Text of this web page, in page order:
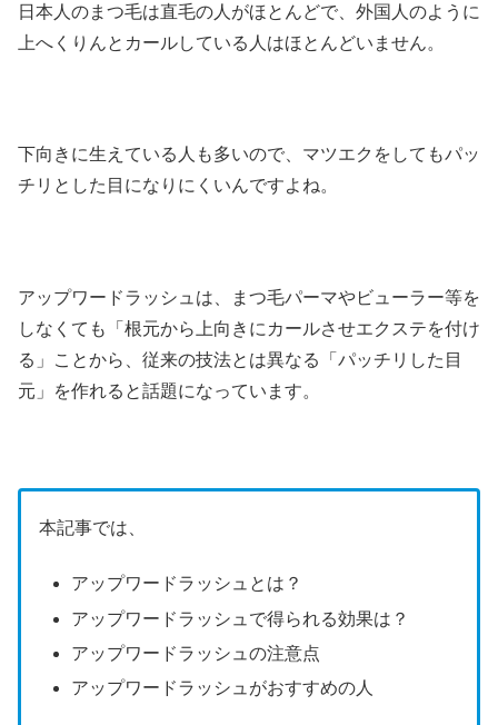
日本人のまつ毛は直毛の人がほとんどで、外国人のように
上へくりんとカールしている人はほとんどいません。
下向きに生えている人も多いので、マツエクをしてもパッ
チリとした目になりにくいんですよね。
アップワードラッシュは、まつ毛パーマやビューラー等を
しなくても「根元から上向きにカールさせエクステを付け
る」ことから、従来の技法とは異なる「パッチリした目
元」を作れると話題になっています。
本記事では、
アップワードラッシュとは？
アップワードラッシュで得られる効果は？
アップワードラッシュの注意点
アップワードラッシュがおすすめの人